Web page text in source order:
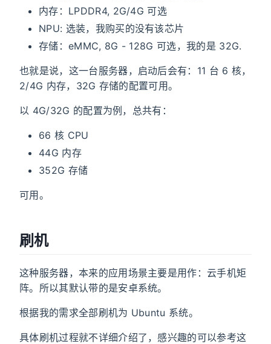
内存：LPDDR4, 2G/4G 可选
NPU: 选装，我购买的没有该芯片
存储：eMMC, 8G - 128G 可选，我的是 32G.
也就是说，这一台服务器，启动后会有：11 台 6 核，
2/4G 内存，32G 存储的配置可用。
以 4G/32G 的配置为例，总共有：
66 核 CPU
44G 内存
352G 存储
可用。
刷机
这种服务器，本来的应用场景主要是用作：云手机矩
阵。所以其默认带的是安卓系统。
根据我的需求全部刷机为 Ubuntu 系统。
具体刷机过程就不详细介绍了，感兴趣的可以参考这